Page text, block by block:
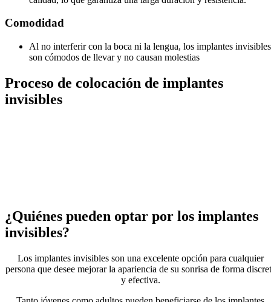
Comodidad
Al no interferir con la boca ni la lengua, los implantes invisibles
son cómodos de llevar y no causan molestias
Proceso de colocación de implantes
invisibles
¿Quiénes pueden optar por los implantes
invisibles?
Los implantes invisibles son una excelente opción para cualquier
persona que desee mejorar la apariencia de su sonrisa de forma
y efectiva.